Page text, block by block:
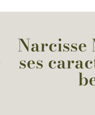
Narcisse
ses